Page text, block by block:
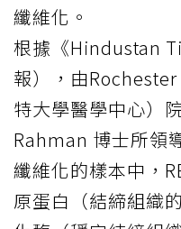
纖維化。
根據《Hindustan
報），由
特大學醫學中心）
Rahman 博士所領
纖維化的樣本中，
原蛋白（結締組織